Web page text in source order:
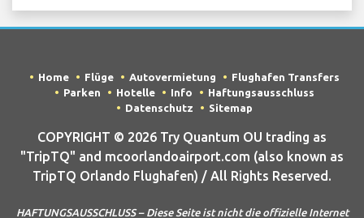
Home Flüge Autovermietung
Flughafen Transfers
Parken
Hotelle Info
Haftungsausschluss
Datenschutz
Sitemap
COPYRIGHT © 2026 Try Quantum OU trading as
"TripTQ" and mcoorlandoairport.com (also known as
TripTQ Orlando Flughafen) / All Rights Reserved.
HAFTUNGSAUSSCHLUSS – Diese Seite ist nicht die offizielle Internet